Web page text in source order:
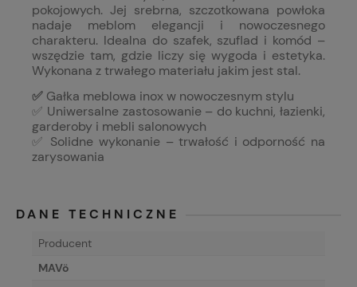
pokojowych. Jej srebrna, szczotkowana powłoka
nadaje meblom elegancji i nowoczesnego
charakteru. Idealna do szafek, szuflad i komód –
wszędzie tam, gdzie liczy się wygoda i estetyka.
Wykonana z trwałego materiału jakim jest stal.
✅ Gałka meblowa inox w nowoczesnym stylu
✅ Uniwersalne zastosowanie – do kuchni, łazienki,
garderoby i mebli salonowych
✅ Solidne wykonanie – trwałość i odporność na
zarysowania
DANE TECHNICZNE
Producent
MAVö